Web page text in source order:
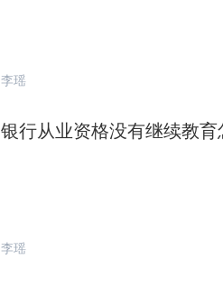
李瑶
银行从业资格没有继续教育
李瑶